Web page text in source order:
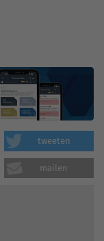
tweeten
mailen